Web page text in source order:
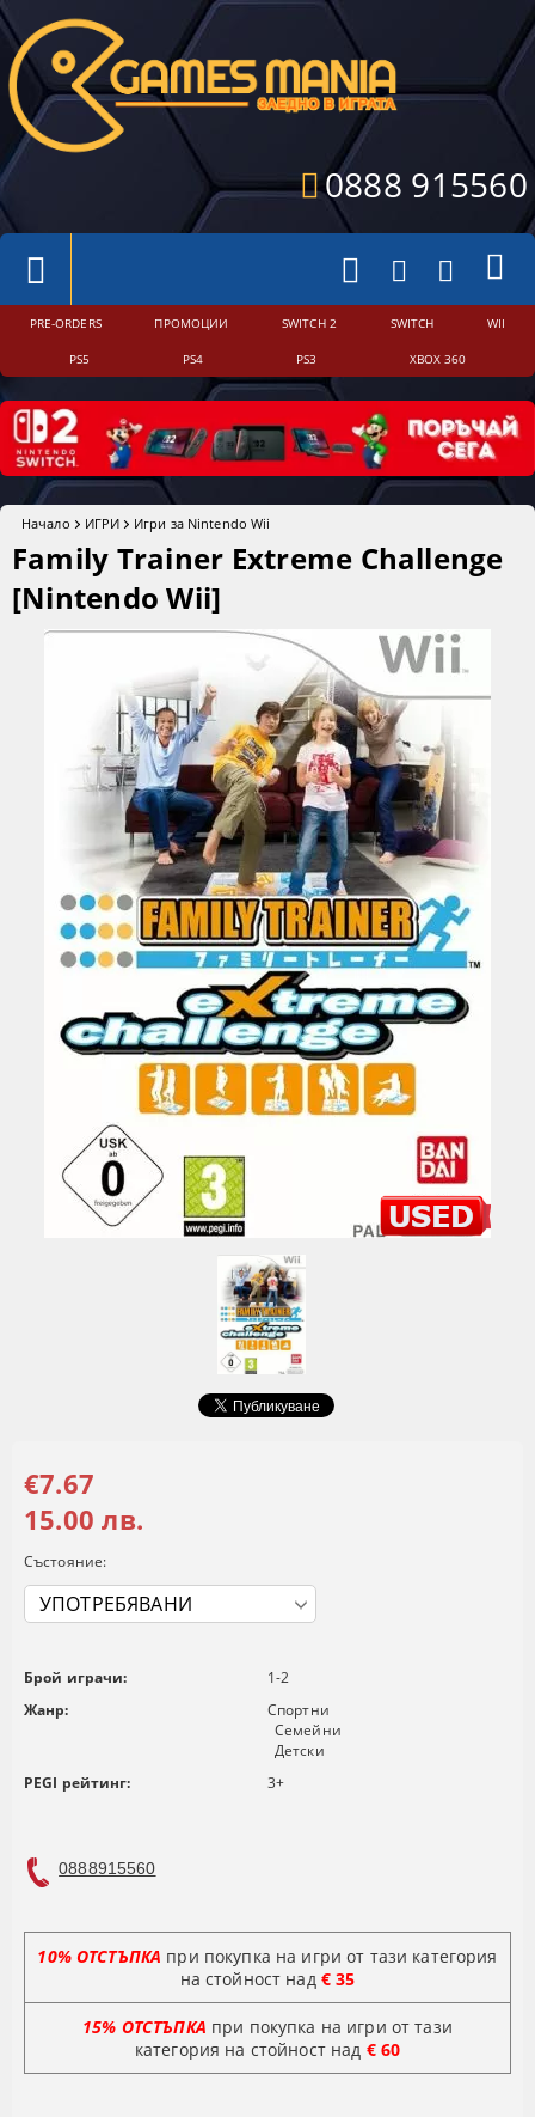
0888 915560
PRE-ORDERS ПРОМОЦИИ SWITCH 2 SWITCH WII
PS5 PS4 PS3 XBOX 360
Начало ИГРИ Игри за Nintendo Wii
Family Trainer Extreme Challenge
[Nintendo Wii]
€7.67
15.00 лв.
Състояние:
Брой играчи:
1-2
Жанр:
Спортни
Семейни
Детски
PEGI рейтинг:
3+
0888915560
10% ОТСТЪПКА при покупка на игри от тази категория
на стойност над € 35
15% ОТСТЪПКА при покупка на игри от тази
категория на стойност над € 60